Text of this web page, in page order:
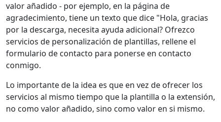
valor añadido - por ejemplo, en la página de
agradecimiento, tiene un texto que dice "Hola, gracias
por la descarga, necesita ayuda adicional? Ofrezco
servicios de personalización de plantillas, rellene el
formulario de contacto para ponerse en contacto
conmigo.
Lo importante de la idea es que en vez de ofrecer los
servicios al mismo tiempo que la plantilla o la extensión,
no como valor añadido, sino como valor en si mismo.